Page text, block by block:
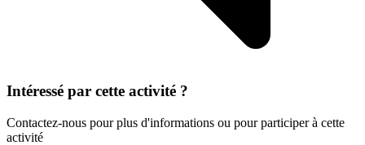
Intéressé par cette activité ?
Contactez-nous pour plus d'informations ou pour participer à cette
activité